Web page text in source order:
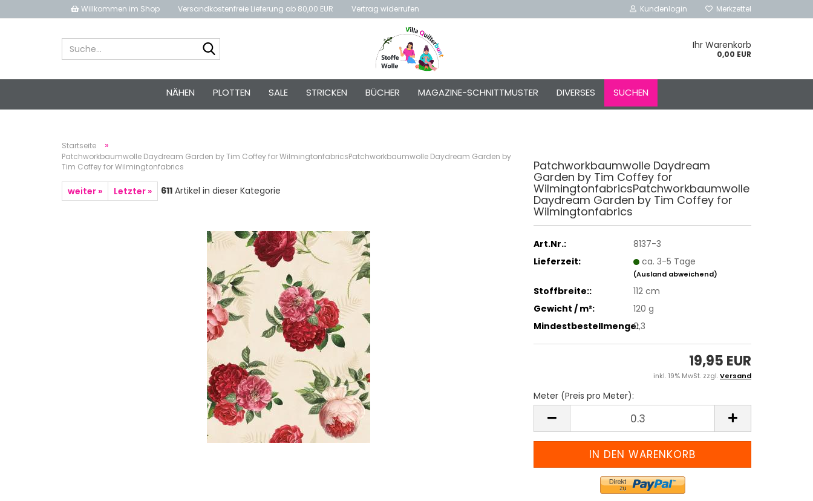
Willkommen im Shop Versandkostenfreie Lieferung ab 80,00 EUR Vertrag widerrufen Kundenlogin
Konto erstellen
Passwort vergessen?
Schnelle Anmeldung mit
Merkzettel
Ihr Warenkorb
0,00 EUR
NÄHEN PLOTTEN SALE STRICKEN BÜCHER MAGAZINE-SCHNITTMUSTER DIVERSES SUCHEN
Startseite »
Patchworkbaumwolle Daydream Garden by Tim Coffey for WilmingtonfabricsPatchworkbaumwolle Daydream Garden by
Tim Coffey for Wilmingtonfabrics
weiter » Letzter » 611 Artikel in dieser Kategorie
Patchworkbaumwolle Daydream
Garden by Tim Coffey for
WilmingtonfabricsPatchworkbaumwolle
Daydream Garden by Tim Coffey for
Wilmingtonfabrics
Art.Nr.:
8137-3
Lieferzeit:
ca. 3-5 Tage
(Ausland abweichend)
Stoffbreite::
112 cm
Gewicht / m²:
120 g
Mindestbestellmenge:0,3
19,95 EUR
inkl. 19% MwSt. zzgl.Versand
Meter (Preis pro Meter):
Meter
(Preis
pro